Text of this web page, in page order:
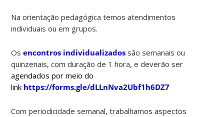
Na orientação pedagógica temos atendimentos
individuais ou em grupos.
Osencontros individualizados são semanais ou
quinzenais, com duração de 1 hora, e deverão ser
agendados por meio do
link https://forms.gle/dLLnNva2Ubf1h6DZ7
Com periodicidade semanal, trabalhamos aspectos